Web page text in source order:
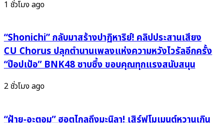
1 ชั่วโมง ago
“Shonichi” กลับมาสร้างปาฏิหาริย์! คลิปประสานเสียง
CU Chorus ปลุกตำนานเพลงแห่งความหวังไวรัลอีกครั้ง
“ป๊อปเป้อ” BNK48 ซาบซึ้ง ขอบคุณทุกแรงสนับสนุน
2 ชั่วโมง ago
“ฝ้าย-อะตอม” ฮอตไกลถึงมะนิลา! เสิร์ฟโมเมนต์หวานเกิน